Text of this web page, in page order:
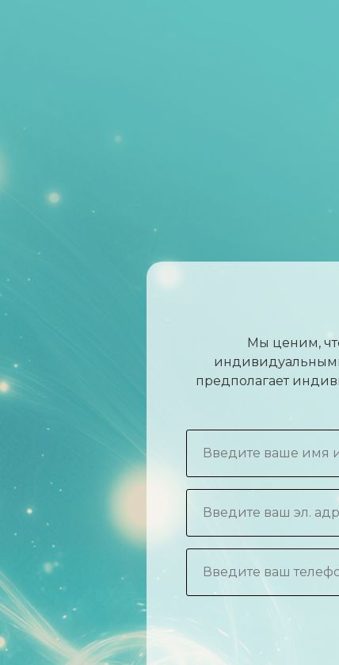
Мы ценим,
предполагает